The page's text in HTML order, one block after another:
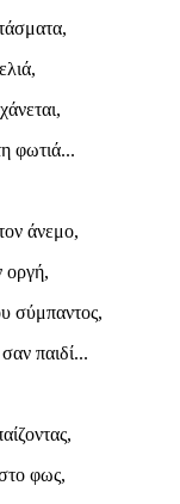
φωτιά...
άνεμο,
οργή,
σύμπαντος,
παιδί...
φως,